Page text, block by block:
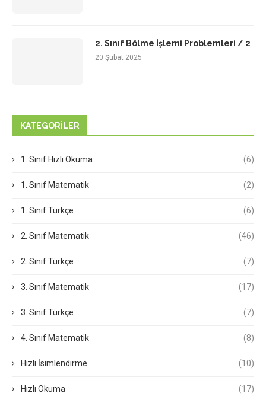
2. Sınıf Bölme İşlemi Problemleri / 2
20 Şubat 2025
KATEGORILER
1. Sınıf Hızlı Okuma (6)
1. Sınıf Matematik (2)
1. Sınıf Türkçe (6)
2. Sınıf Matematik (46)
2. Sınıf Türkçe (7)
3. Sınıf Matematik (17)
3. Sınıf Türkçe (7)
4. Sınıf Matematik (8)
Hızlı İsimlendirme (10)
Hızlı Okuma (17)